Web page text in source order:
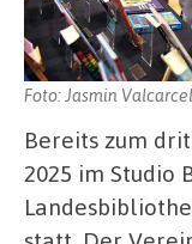
Foto: Jasmin Valcarcel
Bereits zum
2025 im Studio